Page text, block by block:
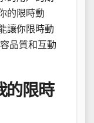
的限時動
讓你限時動
品質和互動
的限時